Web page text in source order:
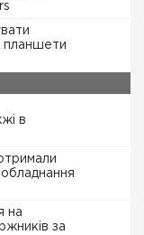
планшети
в
на
за